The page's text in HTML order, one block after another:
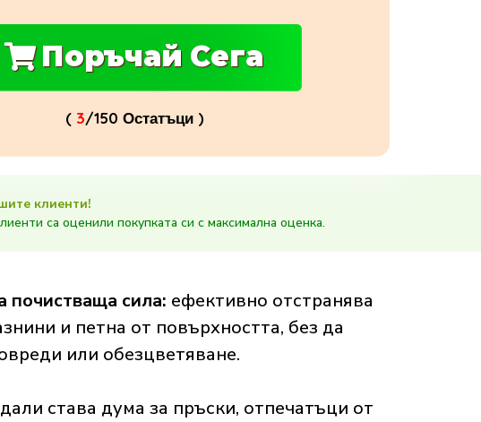
Поръчай Cега
( 3/150 Остатъци )
клиенти!
са оценили покупката си с максимална оценка.
почистваща сила: ефективно отстранява
и петна от повърхността, без да
или обезцветяване.
става дума за пръски, отпечатъци от